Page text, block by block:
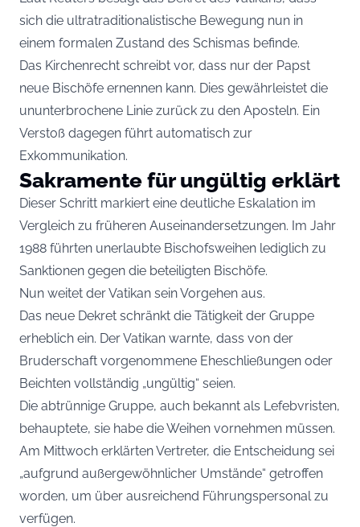
sich die ultratraditionalistische Bewegung nun in
einem formalen Zustand des Schismas befinde.
Das Kirchenrecht schreibt vor, dass nur der Papst
neue Bischöfe ernennen kann. Dies gewährleistet die
ununterbrochene Linie zurück zu den Aposteln. Ein
Verstoß dagegen führt automatisch zur
Exkommunikation.
Sakramente für ungültig erklärt
Dieser Schritt markiert eine deutliche Eskalation im
Vergleich zu früheren Auseinandersetzungen. Im Jahr
1988 führten unerlaubte Bischofsweihen lediglich zu
Sanktionen gegen die beteiligten Bischöfe.
Nun weitet der Vatikan sein Vorgehen aus.
Das neue Dekret schränkt die Tätigkeit der Gruppe
erheblich ein. Der Vatikan warnte, dass von der
Bruderschaft vorgenommene Eheschließungen oder
Beichten vollständig „ungültig“ seien.
Die abtrünnige Gruppe, auch bekannt als Lefebvristen,
behauptete, sie habe die Weihen vornehmen müssen.
Am Mittwoch erklärten Vertreter, die Entscheidung sei
„aufgrund außergewöhnlicher Umstände“ getroffen
worden, um über ausreichend Führungspersonal zu
verfügen.